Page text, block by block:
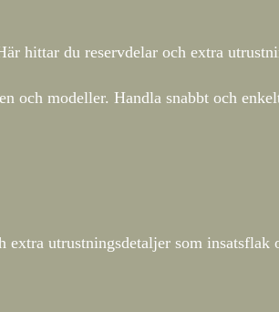
hittar du reservdelar och extra
modeller. Handla snabbt och
utrustningsdetaljer som